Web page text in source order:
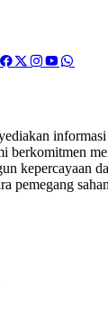
informasi
berkomitmen
kepercayaan
pemegang